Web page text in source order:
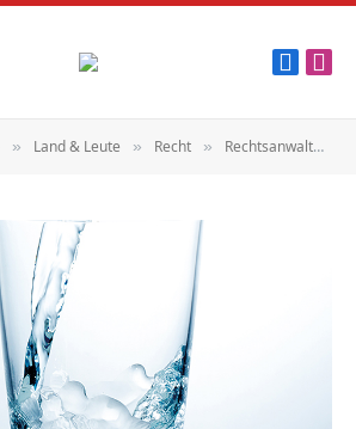
» Land & Leute » Recht » Rechtsanwalt Rathenau